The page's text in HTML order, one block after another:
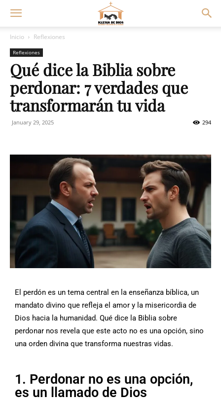
Inicio Reflexiones
Reflexiones
Qué dice la Biblia sobre
perdonar: 7 verdades que
transformarán tu vida
January 29, 2025 294
El perdón es un tema central en la enseñanza bíblica, un
mandato divino que refleja el amor y la misericordia de
Dios hacia la humanidad. Qué dice la Biblia sobre
perdonar nos revela que este acto no es una opción, sino
una orden divina que transforma nuestras vidas.
1. Perdonar no es una opción,
es un llamado de Dios